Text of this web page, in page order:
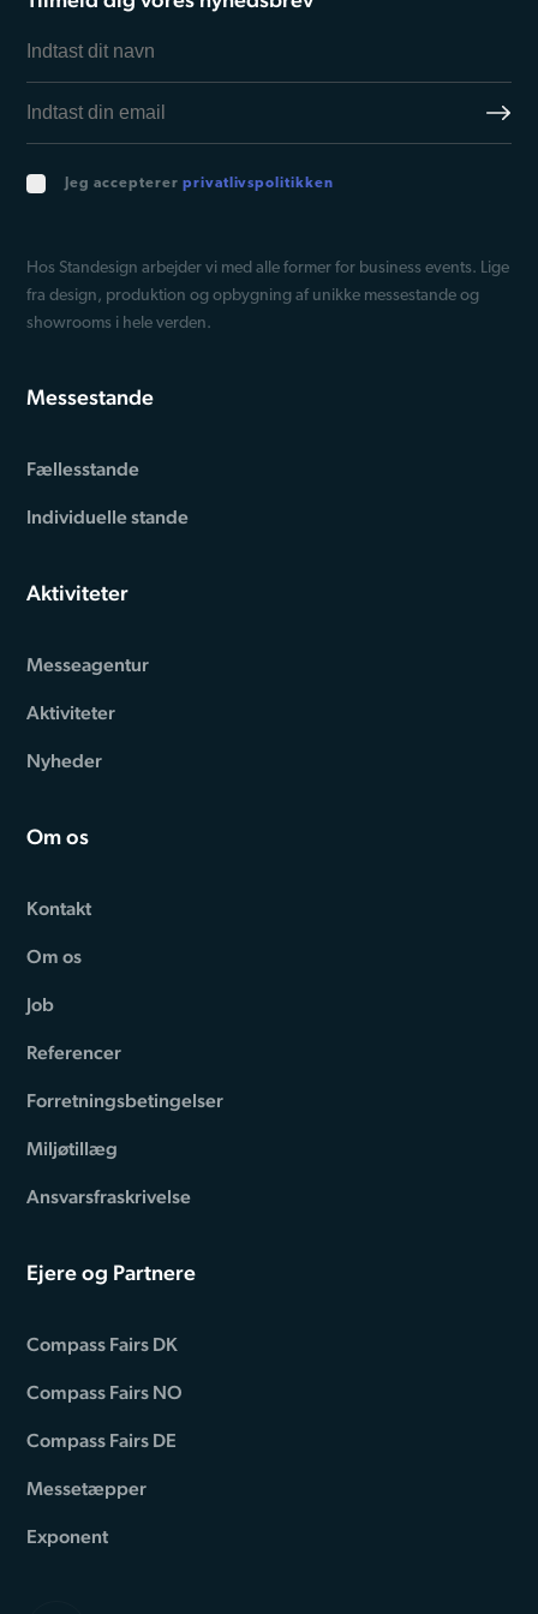
Jeg accepterer privatlivspolitikken
Hos Standesign arbejder vi med alle former for business events. Lige
fra design, produktion og opbygning af unikke messestande og
showrooms i hele verden.
Messestande
Fællesstande
Individuelle stande
Aktiviteter
Messeagentur
Aktiviteter
Nyheder
Om os
Kontakt
Om os
Job
Referencer
Forretningsbetingelser
Miljøtillæg
Ansvarsfraskrivelse
Ejere og Partnere
Compass Fairs DK
Compass Fairs NO
Compass Fairs DE
Messetæpper
Exponent